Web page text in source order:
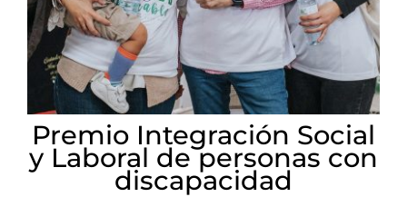
Premio Integración Social
y Laboral de personas con
discapacidad